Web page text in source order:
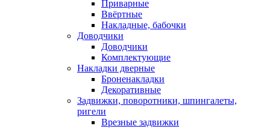
Приварные
Ввёртные
Накладные, бабочки
Доводчики
Доводчики
Комплектующие
Накладки дверные
Броненакладки
Декоративные
Задвижки, поворотники, шпингалеты,
ригели
Врезные задвижки